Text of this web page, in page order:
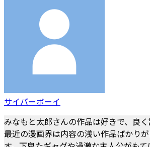
サイバーボーイ
みなもと太郎さんの作品は好きで、良く
最近の漫画界は内容の浅い作品ばかり